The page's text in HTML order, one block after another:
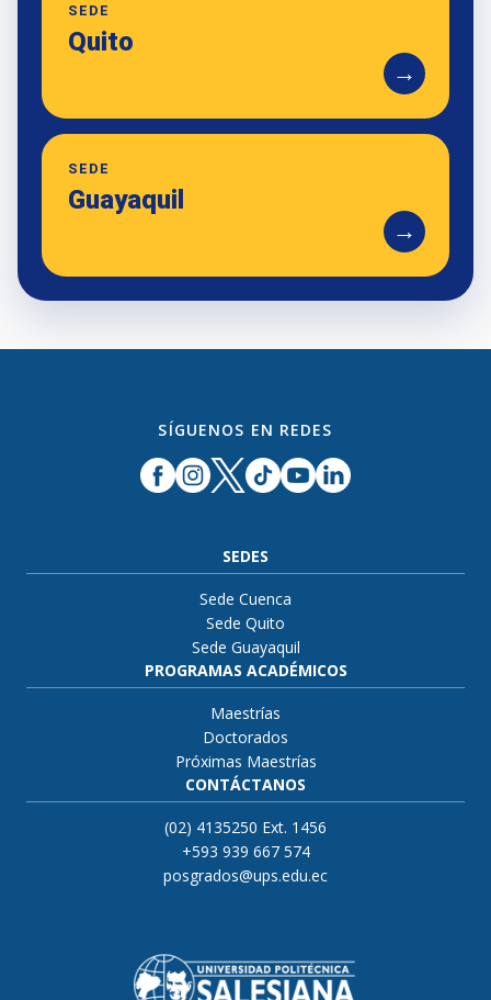
SEDE
Quito
→
SEDE
Guayaquil
→
SÍGUENOS EN REDES
SEDES
Sede Cuenca
Sede Quito
Sede Guayaquil
PROGRAMAS ACADÉMICOS
Maestrías
Doctorados
Próximas Maestrías
CONTÁCTANOS
(02) 4135250 Ext. 1456
+593 939 667 574
posgrados@ups.edu.ec